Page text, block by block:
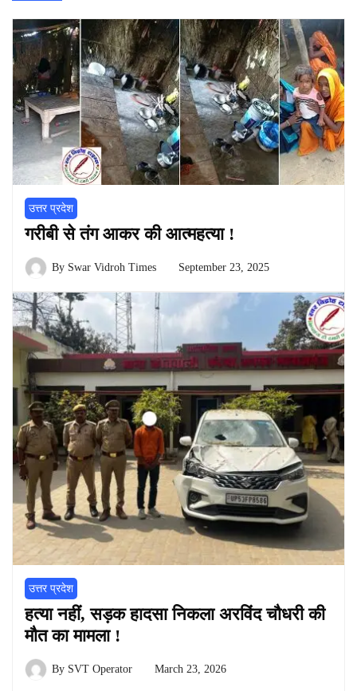
उत्तर प्रदेश
गरीबी से तंग आकर की आत्महत्या !
By Swar Vidroh Times September 23, 2025
उत्तर प्रदेश
हत्या नहीं, सड़क हादसा निकला अरविंद चौधरी की
मौत का मामला !
By SVT Operator March 23, 2026